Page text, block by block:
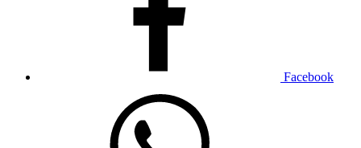
Facebook